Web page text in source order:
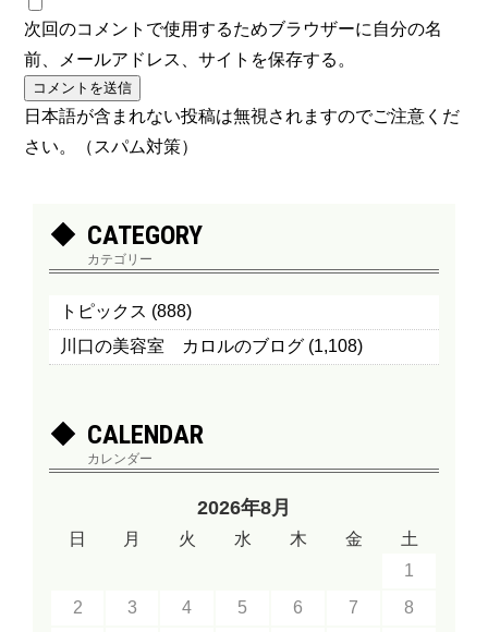
次回のコメントで使用するためブラウザーに自分の名
前、メールアドレス、サイトを保存する。
日本語が含まれない投稿は無視されますのでご注意くだ
さい。（スパム対策）
CATEGORY
カテゴリー
トピックス (888)
川口の美容室 カロルのブログ (1,108)
CALENDAR
カレンダー
2026年8月
日 月 火 水 木 金
土
1
2
3 4 5 6 7
8